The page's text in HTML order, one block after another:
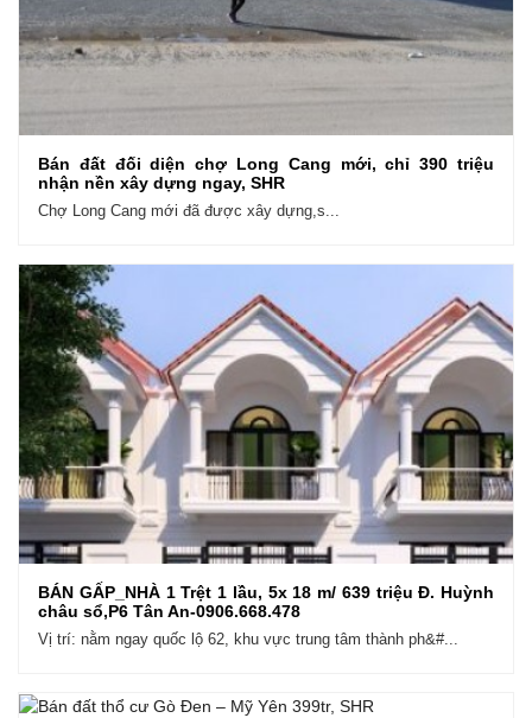
Bán đất đối diện chợ Long Cang mới, chỉ 390 triệu
nhận nền xây dựng ngay, SHR
Chợ Long Cang mới đã được xây dựng,s...
BÁN GẤP_NHÀ 1 Trệt 1 lầu, 5x 18 m/ 639 triệu Đ. Huỳnh
châu sổ,P6 Tân An-0906.668.478
Vị trí: nằm ngay quốc lộ 62, khu vực trung tâm thành ph&#...